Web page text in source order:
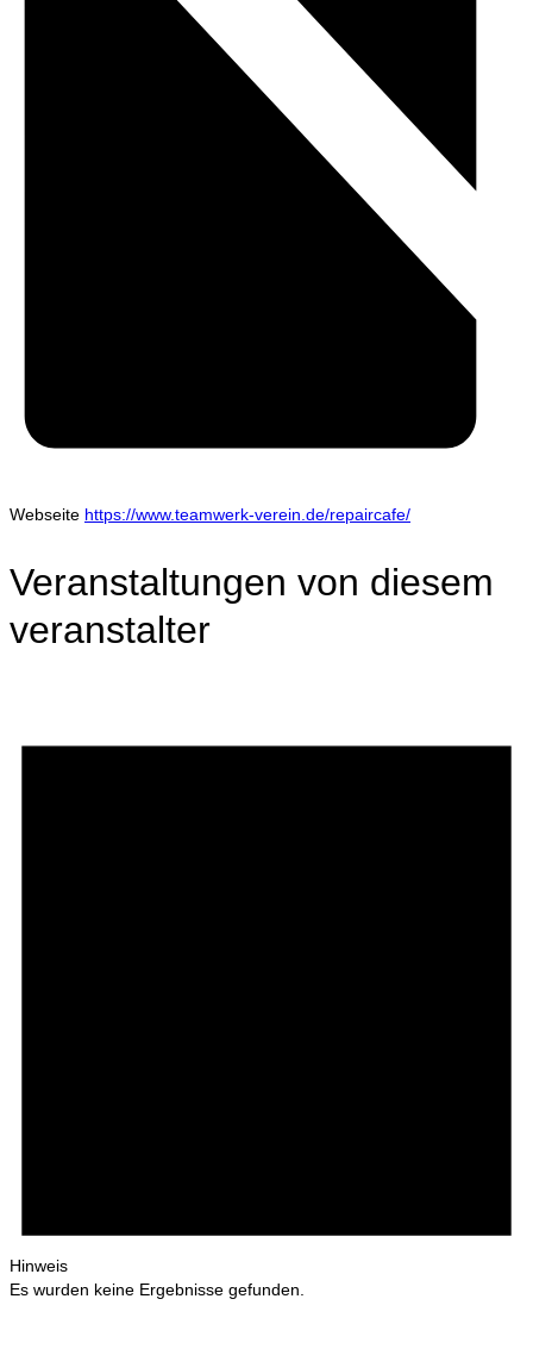
Webseite https://www.teamwerk-verein.de/repaircafe/
Veranstaltungen von diesem
veranstalter
Hinweis
Es wurden keine Ergebnisse gefunden.